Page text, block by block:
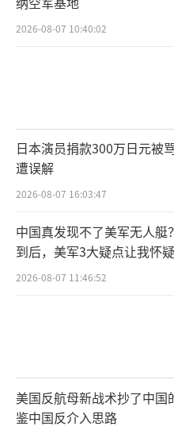
2026-08-07 10:40:02
日本演员捐款300万日元被
遭误解
2026-08-07 16:03:47
中国真发现不了美军无人艇
到后，美军3大疑点让我怀
如此
2026-08-07 11:46:52
美国反航母新战术抄了中国
鉴中国反介入思路